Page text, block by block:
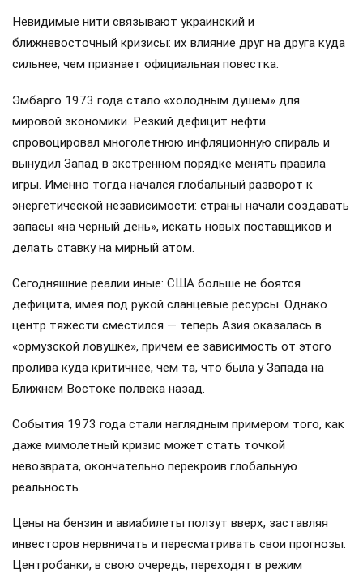
Невидимые нити связывают украинский и
ближневосточный кризисы: их влияние друг на друга куда
сильнее, чем признает официальная повестка.
Эмбарго 1973 года стало «холодным душем» для
мировой экономики. Резкий дефицит нефти
спровоцировал многолетнюю инфляционную спираль и
вынудил Запад в экстренном порядке менять правила
игры. Именно тогда начался глобальный разворот к
энергетической независимости: страны начали создавать
запасы «на черный день», искать новых поставщиков и
делать ставку на мирный атом.
Сегодняшние реалии иные: США больше не боятся
дефицита, имея под рукой сланцевые ресурсы. Однако
центр тяжести сместился — теперь Азия оказалась в
«ормузской ловушке», причем ее зависимость от этого
пролива куда критичнее, чем та, что была у Запада на
Ближнем Востоке полвека назад.
События 1973 года стали наглядным примером того, как
даже мимолетный кризис может стать точкой
невозврата, окончательно перекроив глобальную
реальность.
Цены на бензин и авиабилеты ползут вверх, заставляя
инвесторов нервничать и пересматривать свои прогнозы.
Центробанки, в свою очередь, переходят в режим